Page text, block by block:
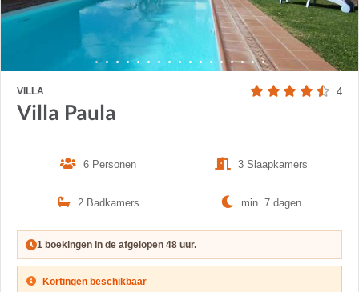
VILLA 4
Villa Paula
6 Personen 3 Slaapkamers
2 Badkamers min. 7 dagen
1 boekingen in de afgelopen 48 uur.
Kortingen beschikbaar